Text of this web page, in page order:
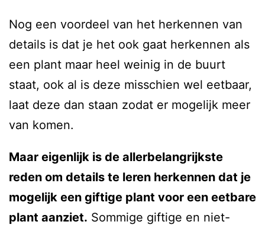
Nog een voordeel van het herkennen van
details is dat je het ook gaat herkennen als
een plant maar heel weinig in de buurt
staat, ook al is deze misschien wel eetbaar,
laat deze dan staan zodat er mogelijk meer
van komen.
Maar eigenlijk is de allerbelangrijkste
reden om details te leren herkennen dat je
mogelijk een giftige plant voor een eetbare
plant aanziet. Sommige giftige en niet-